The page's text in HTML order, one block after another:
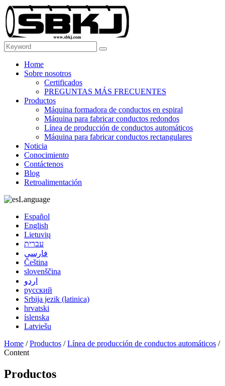
Home
Sobre nosotros
Certificados
PREGUNTAS MÁS FRECUENTES
Productos
Máquina formadora de conductos en espiral
Máquina para fabricar conductos redondos
Línea de producción de conductos automáticos
Máquina para fabricar conductos rectangulares
Noticia
Conocimiento
Contáctenos
Blog
Retroalimentación
Language
Español
English
Lietuvių
עברית
فارسی
Čeština
slovenščina
اردو
русский
Srbija jezik (latinica)
hrvatski
íslenska
Latviešu
Home /Productos /Línea de producción de conductos automáticos /
Content
Productos